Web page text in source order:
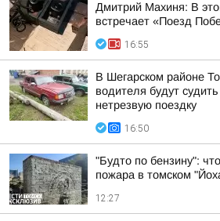
Дмитрий Махиня: В
встречает «Поезд
16:55
В Шегарском районе
водителя будут
нетрезвую поездку
16:50
"Будто по бензину":
пожара в томском
12:27